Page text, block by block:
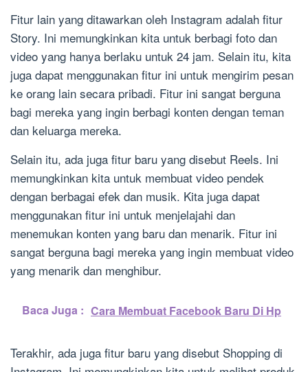
Fitur lain yang ditawarkan oleh Instagram adalah fitur
Story. Ini memungkinkan kita untuk berbagi foto dan
video yang hanya berlaku untuk 24 jam. Selain itu, kita
juga dapat menggunakan fitur ini untuk mengirim pesan
ke orang lain secara pribadi. Fitur ini sangat berguna
bagi mereka yang ingin berbagi konten dengan teman
dan keluarga mereka.
Selain itu, ada juga fitur baru yang disebut Reels. Ini
memungkinkan kita untuk membuat video pendek
dengan berbagai efek dan musik. Kita juga dapat
menggunakan fitur ini untuk menjelajahi dan
menemukan konten yang baru dan menarik. Fitur ini
sangat berguna bagi mereka yang ingin membuat video
yang menarik dan menghibur.
Baca Juga : Cara Membuat Facebook Baru Di Hp
Terakhir, ada juga fitur baru yang disebut Shopping di